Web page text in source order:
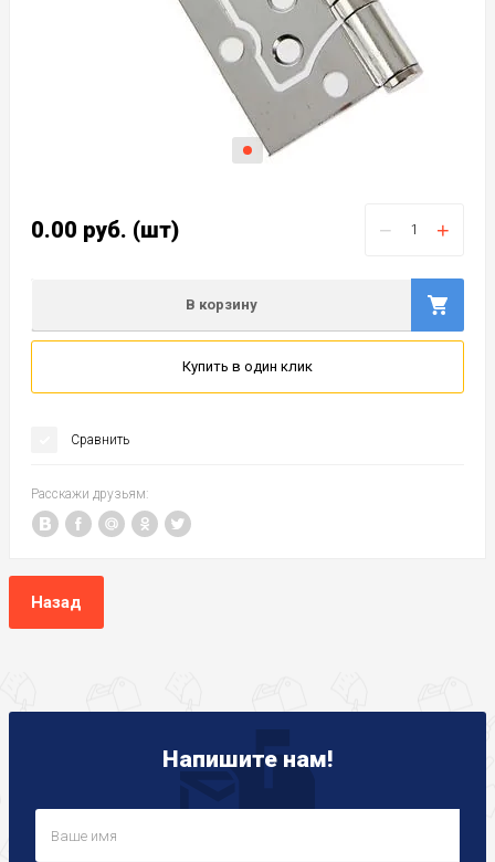
0.00 руб. (шт) − +
В корзину
Купить в один клик
Сравнить
Расскажи друзьям:
Назад
Напишите нам!